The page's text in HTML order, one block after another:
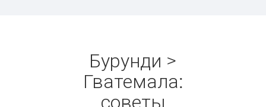
Бурунди >
Гватемала:
советы